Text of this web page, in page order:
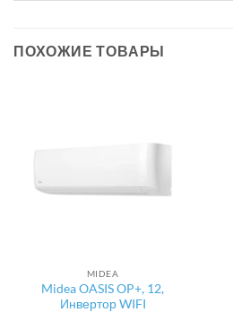
ПОХОЖИЕ ТОВАРЫ
MIDEA
Midea OASIS OP+, 12,
Инвертор WIFI